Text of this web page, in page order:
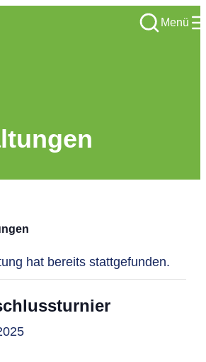
Menü
hat bereits stattgefunden.